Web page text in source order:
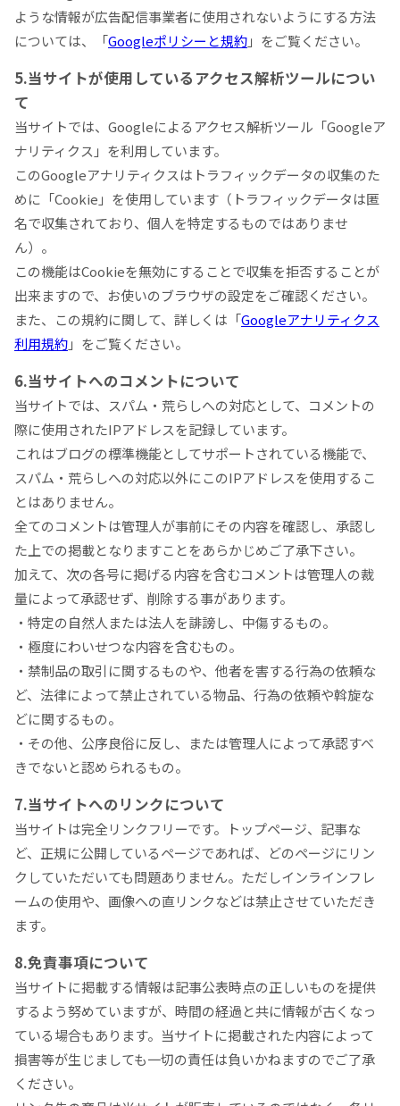
ような情報が広告配信事業者に使用されないようにする方法
については、「Googleポリシーと規約」をご覧ください。
5.当サイトが使用しているアクセス解析ツールについ
て
当サイトでは、Googleによるアクセス解析ツール「Googleア
ナリティクス」を利用しています。
このGoogleアナリティクスはトラフィックデータの収集のた
めに「Cookie」を使用しています（トラフィックデータは匿
名で収集されており、個人を特定するものではありませ
ん）。
この機能はCookieを無効にすることで収集を拒否することが
出来ますので、お使いのブラウザの設定をご確認ください。
また、この規約に関して、詳しくは「Googleアナリティクス
利用規約」をご覧ください。
6.当サイトへのコメントについて
当サイトでは、スパム・荒らしへの対応として、コメントの
際に使用されたIPアドレスを記録しています。
これはブログの標準機能としてサポートされている機能で、
スパム・荒らしへの対応以外にこのIPアドレスを使用するこ
とはありません。
全てのコメントは管理人が事前にその内容を確認し、承認し
た上での掲載となりますことをあらかじめご了承下さい。
加えて、次の各号に掲げる内容を含むコメントは管理人の裁
量によって承認せず、削除する事があります。
・特定の自然人または法人を誹謗し、中傷するもの。
・極度にわいせつな内容を含むもの。
・禁制品の取引に関するものや、他者を害する行為の依頼な
ど、法律によって禁止されている物品、行為の依頼や斡旋な
どに関するもの。
・その他、公序良俗に反し、または管理人によって承認すべ
きでないと認められるもの。
7.当サイトへのリンクについて
当サイトは完全リンクフリーです。トップページ、記事な
ど、正規に公開しているページであれば、どのページにリン
クしていただいても問題ありません。ただしインラインフレ
ームの使用や、画像への直リンクなどは禁止させていただき
ます。
8.免責事項について
当サイトに掲載する情報は記事公表時点の正しいものを提供
するよう努めていますが、時間の経過と共に情報が古くなっ
ている場合もあります。当サイトに掲載された内容によって
損害等が生じましても一切の責任は負いかねますのでご了承
ください。